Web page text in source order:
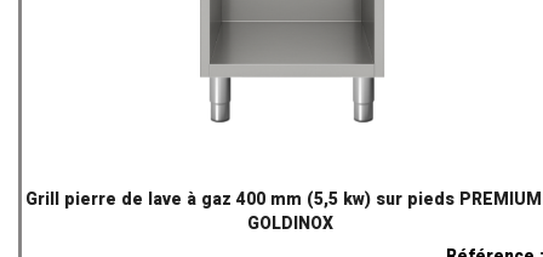
Grill pierre de lave à gaz 400 mm (5,5 kw) sur pieds
GOLDINOX